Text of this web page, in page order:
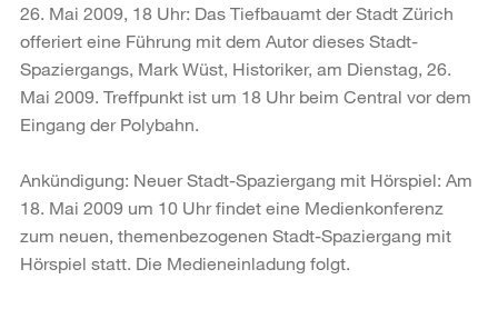
26. Mai 2009, 18 Uhr: Das Tiefbauamt der Stadt Zürich
offeriert eine Führung mit dem Autor dieses Stadt-
Spaziergangs, Mark Wüst, Historiker, am Dienstag, 26.
Mai 2009. Treffpunkt ist um 18 Uhr beim Central vor dem
Eingang der Polybahn.
Ankündigung: Neuer Stadt-Spaziergang mit Hörspiel: Am
18. Mai 2009 um 10 Uhr findet eine Medienkonferenz
zum neuen, themenbezogenen Stadt-Spaziergang mit
Hörspiel statt. Die Medieneinladung folgt.